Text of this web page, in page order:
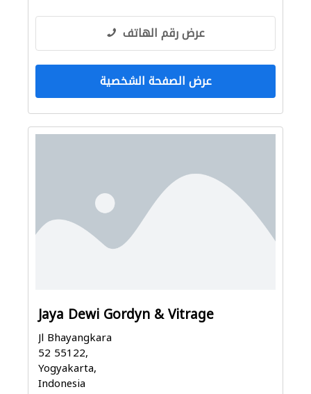
عرض رقم الهاتف
عرض الصفحة الشخصية
Jaya Dewi Gordyn & Vitrage
Jl Bhayangkara
52 55122,
Yogyakarta,
Indonesia